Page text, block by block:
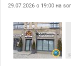
бачення сучасного
відповідно до
стіни; • виконано
розведено
магістралі під
29.07.2026 о 19:00 на